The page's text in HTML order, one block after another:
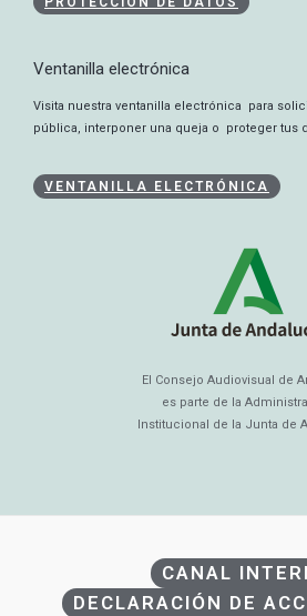
Ventanilla electrónica
Visita nuestra ventanilla electrónica para
pública, interponer una queja o proteger tus
VENTANILLA ELECTRÓNICA
El Consejo Audiovisual de
es parte de la
Institucional de la Junta de
CANAL
DECLARACIÓN DE